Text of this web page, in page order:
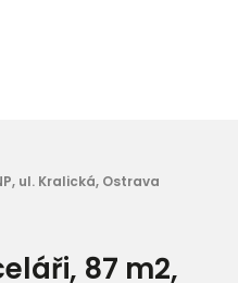
ul. Kralická, Ostrava
87 m2,